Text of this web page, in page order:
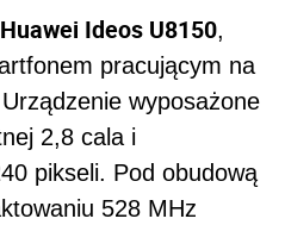
Huawei Ideos U8150,
pracującym na
wyposażone
2,8 cala i
pikseli. Pod obudową
528 MHz